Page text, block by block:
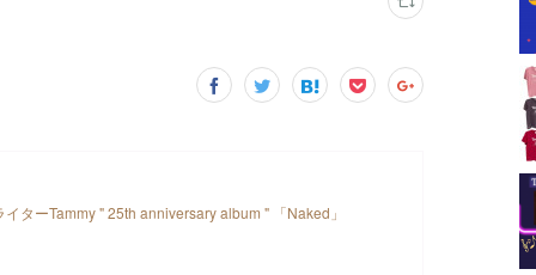
ターTammy " 25th anniversary album " 「Naked」